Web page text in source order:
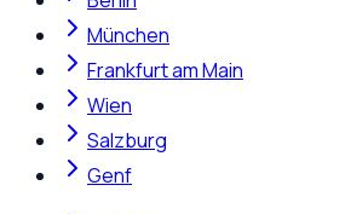
München
Frankfurt am Main
Wien
Salzburg
Genf